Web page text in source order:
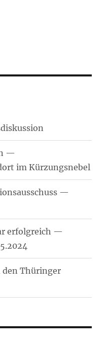
—
im Kürzungsnebel
—
erfolgreich —
den Thüringer